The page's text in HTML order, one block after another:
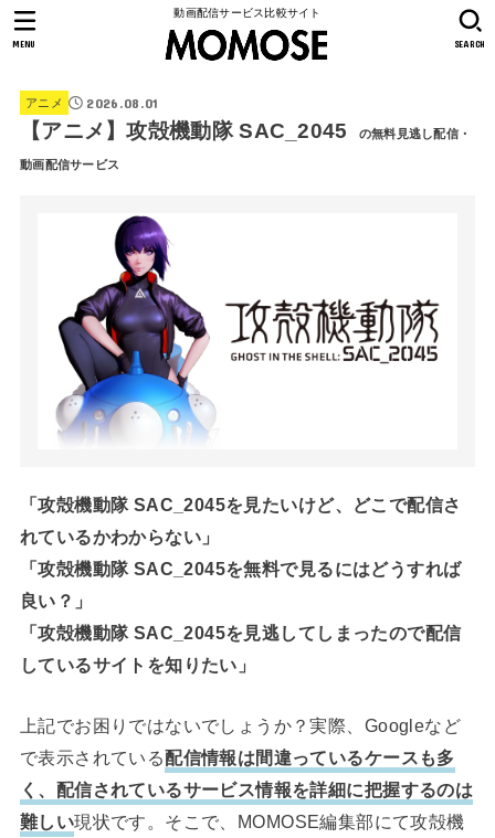
動画配信サービス比較サイト
SEARCH
MENU
アニメ 2026.08.01
【アニメ】攻殻機動隊 SAC_2045 の無料見逃し配信・
動画配信サービス
「攻殻機動隊 SAC_2045を見たいけど、どこで配信さ
れているかわからない」
「攻殻機動隊 SAC_2045を無料で見るにはどうすれば
良い？」
「攻殻機動隊 SAC_2045を見逃してしまったので配信
しているサイトを知りたい」
上記でお困りではないでしょうか？実際、Googleなど
で表示されている配信情報は間違っているケースも多
く、配信されているサービス情報を詳細に把握するのは
難しい現状です。そこで、MOMOSE編集部にて攻殻機